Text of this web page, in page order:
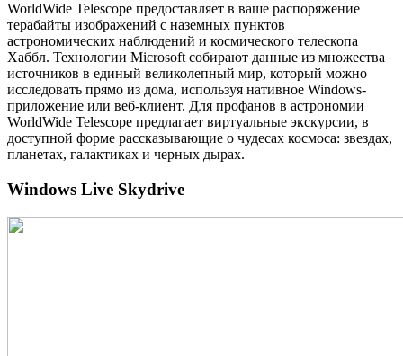
WorldWide Telescope предоставляет в ваше распоряжение
терабайты изображений с наземных пунктов
астрономических наблюдений и космического телескопа
Хаббл. Технологии Microsoft собирают данные из множества
источников в единый великолепный мир, который можно
исследовать прямо из дома, используя нативное Windows‐
приложение или веб‐клиент. Для профанов в астрономии
WorldWide Telescope предлагает виртуальные экскурсии, в
доступной форме рассказывающие о чудесах космоса: звездах,
планетах, галактиках и черных дырах.
Windows Live Skydrive